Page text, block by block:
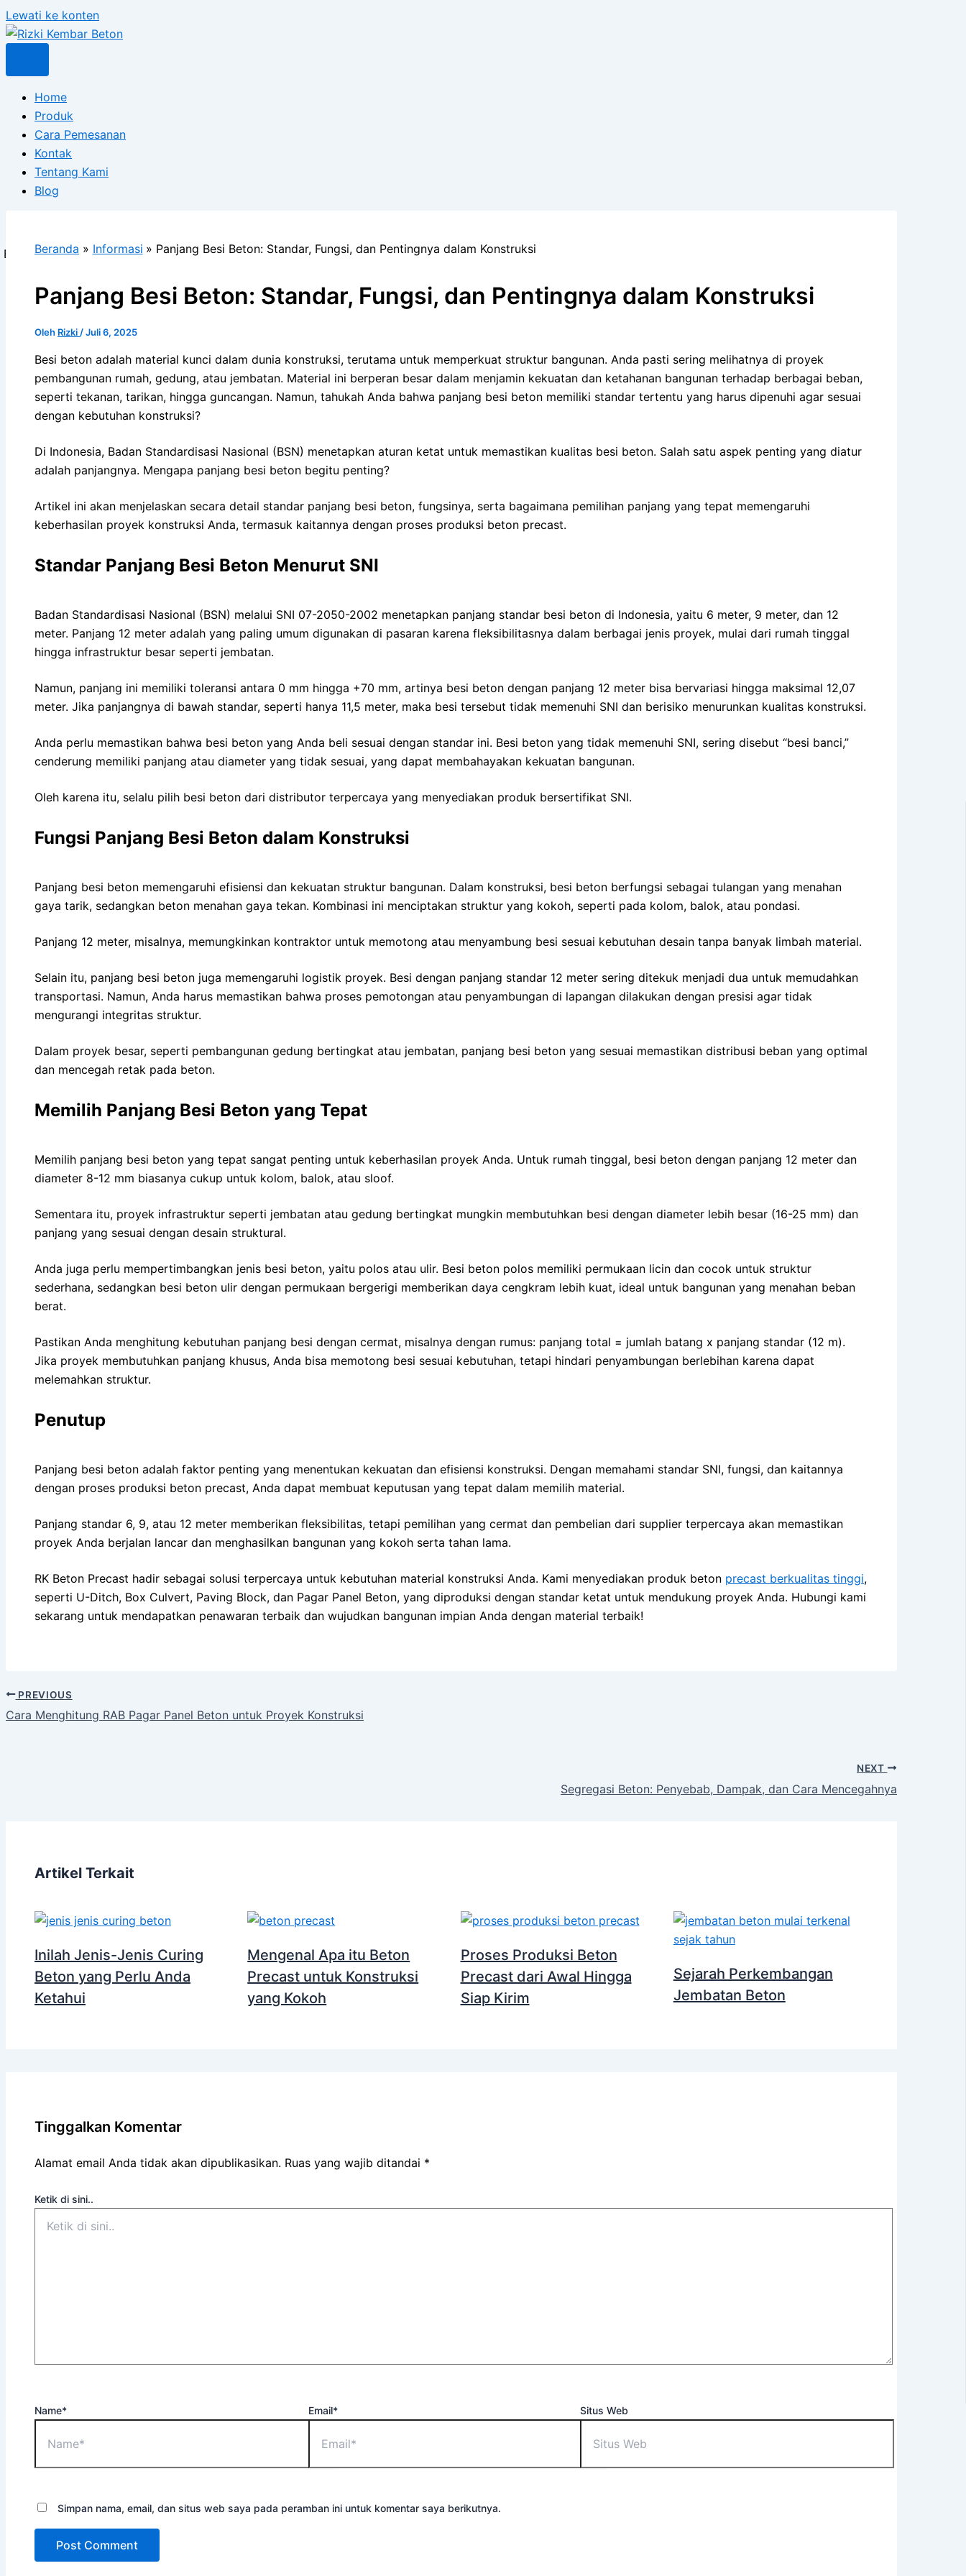
Lewati ke konten
Home
Produk
Cara Pemesanan
Kontak
Tentang Kami
Blog
Beranda
Informasi Panjang Besi Beton: Standar, Fungsi, dan Pentingnya dalam Konstruksi
Panjang Besi Beton: Standar, Fungsi, dan Pentingnya dalam Konstruksi
Oleh Rizki /Juli 6, 2025
Besi beton adalah material kunci dalam dunia konstruksi, terutama untuk memperkuat struktur bangunan. Anda pasti sering melihatnya di proyek
pembangunan rumah, gedung, atau jembatan. Material ini berperan besar dalam menjamin kekuatan dan ketahanan bangunan terhadap berbagai beban,
seperti tekanan, tarikan, hingga guncangan. Namun, tahukah Anda bahwa panjang besi beton memiliki standar tertentu yang harus dipenuhi agar sesuai
dengan kebutuhan konstruksi?
Di Indonesia, Badan Standardisasi Nasional (BSN) menetapkan aturan ketat untuk memastikan kualitas besi beton. Salah satu aspek penting yang diatur
adalah panjangnya. Mengapa panjang besi beton begitu penting?
Artikel ini akan menjelaskan secara detail standar panjang besi beton, fungsinya, serta bagaimana pemilihan panjang yang tepat memengaruhi
keberhasilan proyek konstruksi Anda, termasuk kaitannya dengan proses produksi beton precast.
Standar Panjang Besi Beton Menurut SNI
Badan Standardisasi Nasional (BSN) melalui SNI 07-2050-2002 menetapkan panjang standar besi beton di Indonesia, yaitu 6 meter, 9 meter, dan 12
meter. Panjang 12 meter adalah yang paling umum digunakan di pasaran karena fleksibilitasnya dalam berbagai jenis proyek, mulai dari rumah tinggal
hingga infrastruktur besar seperti jembatan.
Namun, panjang ini memiliki toleransi antara 0 mm hingga +70 mm, artinya besi beton dengan panjang 12 meter bisa bervariasi hingga maksimal 12,07
meter. Jika panjangnya di bawah standar, seperti hanya 11,5 meter, maka besi tersebut tidak memenuhi SNI dan berisiko menurunkan kualitas konstruksi.
Anda perlu memastikan bahwa besi beton yang Anda beli sesuai dengan standar ini. Besi beton yang tidak memenuhi SNI, sering disebut “besi banci,”
cenderung memiliki panjang atau diameter yang tidak sesuai, yang dapat membahayakan kekuatan bangunan.
Oleh karena itu, selalu pilih besi beton dari distributor terpercaya yang menyediakan produk bersertifikat SNI.
Fungsi Panjang Besi Beton dalam Konstruksi
Panjang besi beton memengaruhi efisiensi dan kekuatan struktur bangunan. Dalam konstruksi, besi beton berfungsi sebagai tulangan yang menahan
gaya tarik, sedangkan beton menahan gaya tekan. Kombinasi ini menciptakan struktur yang kokoh, seperti pada kolom, balok, atau pondasi.
Panjang 12 meter, misalnya, memungkinkan kontraktor untuk memotong atau menyambung besi sesuai kebutuhan desain tanpa banyak limbah material.
Selain itu, panjang besi beton juga memengaruhi logistik proyek. Besi dengan panjang standar 12 meter sering ditekuk menjadi dua untuk memudahkan
transportasi. Namun, Anda harus memastikan bahwa proses pemotongan atau penyambungan di lapangan dilakukan dengan presisi agar tidak
mengurangi integritas struktur.
Dalam proyek besar, seperti pembangunan gedung bertingkat atau jembatan, panjang besi beton yang sesuai memastikan distribusi beban yang optimal
dan mencegah retak pada beton.
Memilih Panjang Besi Beton yang Tepat
Memilih panjang besi beton yang tepat sangat penting untuk keberhasilan proyek Anda. Untuk rumah tinggal, besi beton dengan panjang 12 meter dan
diameter 8-12 mm biasanya cukup untuk kolom, balok, atau sloof.
Sementara itu, proyek infrastruktur seperti jembatan atau gedung bertingkat mungkin membutuhkan besi dengan diameter lebih besar (16-25 mm) dan
panjang yang sesuai dengan desain struktural.
Anda juga perlu mempertimbangkan jenis besi beton, yaitu polos atau ulir. Besi beton polos memiliki permukaan licin dan cocok untuk struktur
sederhana, sedangkan besi beton ulir dengan permukaan bergerigi memberikan daya cengkram lebih kuat, ideal untuk bangunan yang menahan beban
berat.
Pastikan Anda menghitung kebutuhan panjang besi dengan cermat, misalnya dengan rumus: panjang total = jumlah batang x panjang standar (12 m).
Jika proyek membutuhkan panjang khusus, Anda bisa memotong besi sesuai kebutuhan, tetapi hindari penyambungan berlebihan karena dapat
melemahkan struktur.
Penutup
Panjang besi beton adalah faktor penting yang menentukan kekuatan dan efisiensi konstruksi. Dengan memahami standar SNI, fungsi, dan kaitannya
dengan proses produksi beton precast, Anda dapat membuat keputusan yang tepat dalam memilih material.
Panjang standar 6, 9, atau 12 meter memberikan fleksibilitas, tetapi pemilihan yang cermat dan pembelian dari supplier terpercaya akan memastikan
proyek Anda berjalan lancar dan menghasilkan bangunan yang kokoh serta tahan lama.
RK Beton Precast hadir sebagai solusi terpercaya untuk kebutuhan material konstruksi Anda. Kami menyediakan produk beton precast berkualitas tinggi,
seperti U-Ditch, Box Culvert, Paving Block, dan Pagar Panel Beton, yang diproduksi dengan standar ketat untuk mendukung proyek Anda. Hubungi kami
sekarang untuk mendapatkan penawaran terbaik dan wujudkan bangunan impian Anda dengan material terbaik!
PREVIOUS
Cara Menghitung RAB Pagar Panel Beton untuk Proyek Konstruksi
NEXT
Segregasi Beton: Penyebab, Dampak, dan Cara Mencegahnya
Artikel Terkait
Inilah Jenis-Jenis Curing
Beton yang Perlu Anda
Ketahui
Mengenal Apa itu Beton
Precast untuk Konstruksi
yang Kokoh
Proses Produksi Beton
Precast dari Awal Hingga
Siap Kirim
Sejarah Perkembangan
Jembatan Beton
Tinggalkan Komentar
Alamat email Anda tidak akan dipublikasikan. Ruas yang wajib ditandai *
Ketik di sini..
Name* Email* Situs Web
Simpan nama, email, dan situs web saya pada peramban ini untuk komentar saya berikutnya.